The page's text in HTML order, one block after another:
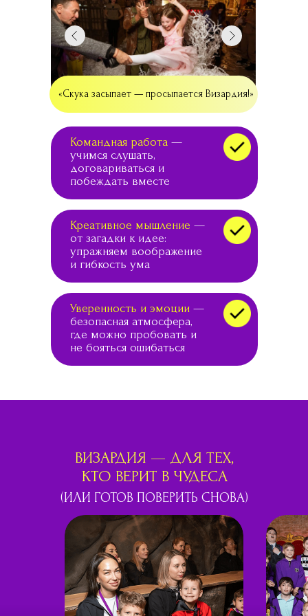
Креативное мышление —
от загадки к идее:
упражняем воображение
и гибкость ума
Уверенность и эмоции —
безопасная атмосфера,
где можно пробовать и
не бояться ошибаться
Командная работа —
учимся слушать,
договариваться и
побеждать вместе
«Скука засыпает — просыпается Визардия!»
ВИЗАРДИЯ — ДЛЯ ТЕХ,
КТО ВЕРИТ В ЧУДЕСА
(ИЛИ ГОТОВ ПОВЕРИТЬ СНОВА)